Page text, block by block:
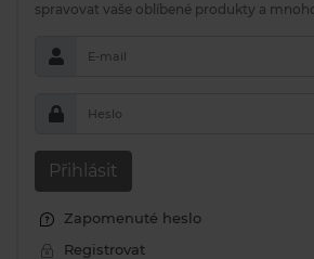
spravovat vaše oblíbené produkty a
E-mail
Heslo
Přihlásit
Zapomenuté heslo
Registrovat